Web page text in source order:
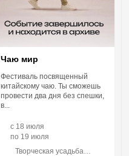
Чаю мир
Фестиваль посвященный
китайскому чаю. Ты сможешь
провести два дня без спешки,
в...
c 18 июля
по 19 июля
Творческая усадьба